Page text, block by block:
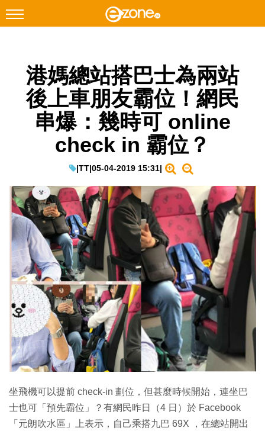
Facebook Instagram
科技焦點
網絡生活
EduTech
IT Times
生成式AI與雲端應用
Enterprise Digital Transformation
特集
港媽總站搭巴士為兩站
後上車朋友霸位！網民
串爆：幾時可 online
check in 霸位？
|TT|05-04-2019 15:31|
坐飛機可以提前 check-in 劃位，但甚麼時候開始，連坐巴
士也可「預先霸位」？有網民昨日（4 日）於 Facebook
「元朗吹水區」上表示，自己乘搭九巴 69X ，在總站開出